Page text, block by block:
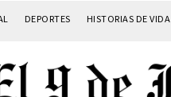
DEPORTES HISTORIAS DE VIDA